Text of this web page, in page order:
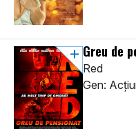
Greu de
Red
Gen: